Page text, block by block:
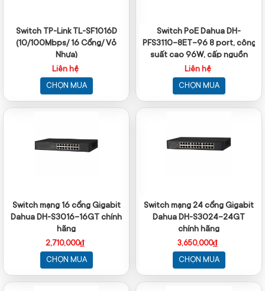
Switch TP-Link TL-SF1016D
(10/100Mbps/ 16 Cổng/ Vỏ
Nhựa)
Liên hệ
CHỌN MUA
Switch PoE Dahua DH-
PFS3110-8ET-96 8 port, công
suất cao 96W, cấp nguồn
camera IP
Liên hệ
CHỌN MUA
Switch mạng 16 cổng Gigabit
Dahua DH-S3016-16GT chính
hãng
2,710,000₫
CHỌN MUA
Switch mạng 24 cổng Gigabit
Dahua DH-S3024-24GT
chính hãng
3,650,000₫
CHỌN MUA